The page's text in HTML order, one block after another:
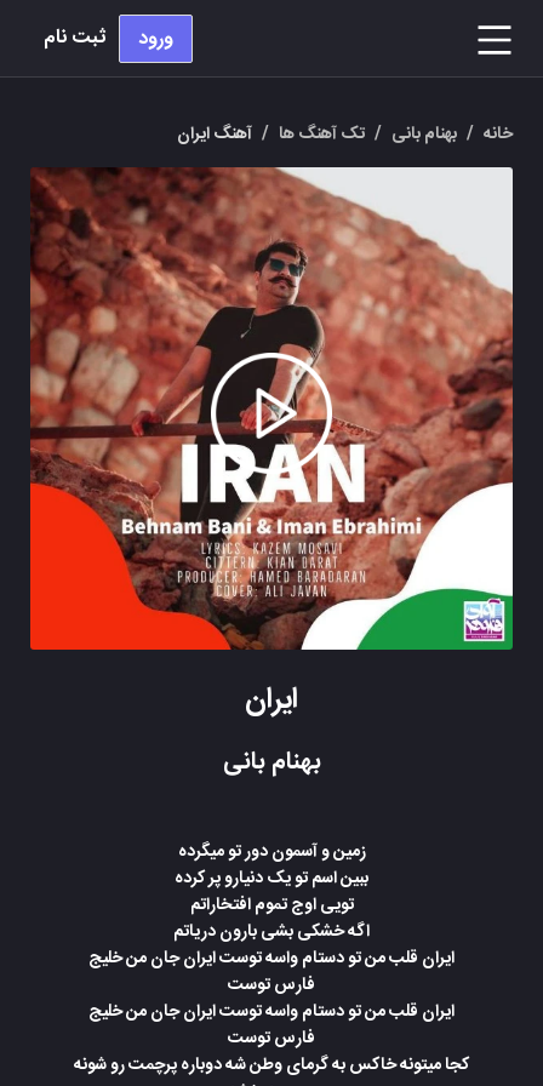
ورود ثبت نام
خانه / بهنام بانی / تک آهنگ ها / آهنگ ایران
ایران
بهنام بانی
زمین و آسمون دور تو میگرده
ببین اسم تو یک دنیارو پر کرده
تویی اوج تموم افتخاراتم
اگه خشکی بشی بارون دریاتم
ایران قلب من تو دستام واسه توست ایران جان من خلیج
فارس توست
ایران قلب من تو دستام واسه توست ایران جان من خلیج
فارس توست
کجا میتونه خاکس به گرمای وطن شه دوباره پرچمت رو شونه